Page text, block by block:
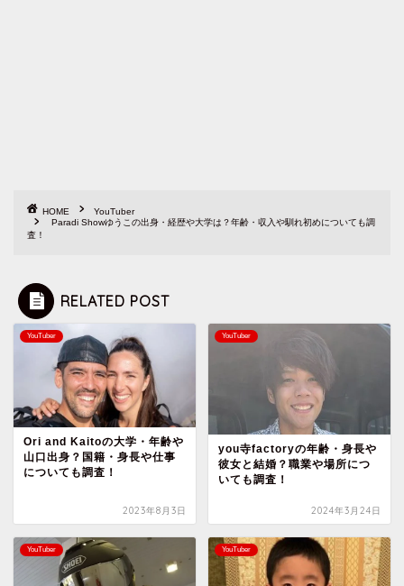
HOME
YouTuber
Paradi Showゆうこの出身・経歴や大学は？年齢・収入や馴れ初めについても調
査！
RELATED POST
YouTuber
Ori and Kaitoの大学・年齢や
山口出身？国籍・身長や仕事
についても調査！
2023年8月3日
YouTuber
you寺factoryの年齢・身長や
彼女と結婚？職業や場所につ
いても調査！
2024年3月24日
YouTuber YouTuber